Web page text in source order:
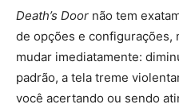
Death’s Door não tem
de opções e configurações,
mudar imediatamente:
padrão, a tela treme
você acertando ou sendo